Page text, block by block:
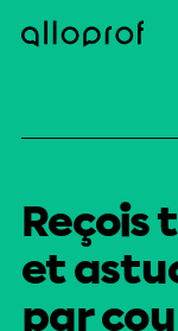
Reçois
et
par